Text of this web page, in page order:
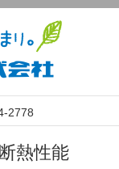
2778
熱性能